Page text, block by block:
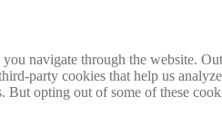
navigate through the website.
party cookies that help us
But opting out of some of these